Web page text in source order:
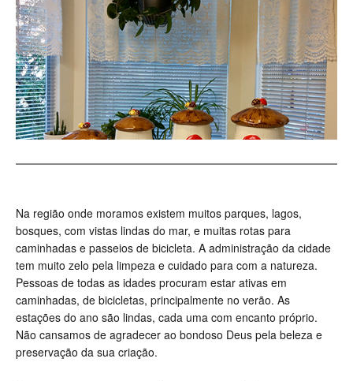
Na região onde moramos existem muitos parques, lagos,
bosques, com vistas lindas do mar, e muitas rotas para
caminhadas e passeios de bicicleta. A administração da cidade
tem muito zelo pela limpeza e cuidado para com a natureza.
Pessoas de todas as idades procuram estar ativas em
caminhadas, de bicicletas, principalmente no verão. As
estações do ano são lindas, cada uma com encanto próprio.
Não cansamos de agradecer ao bondoso Deus pela beleza e
preservação da sua criação.